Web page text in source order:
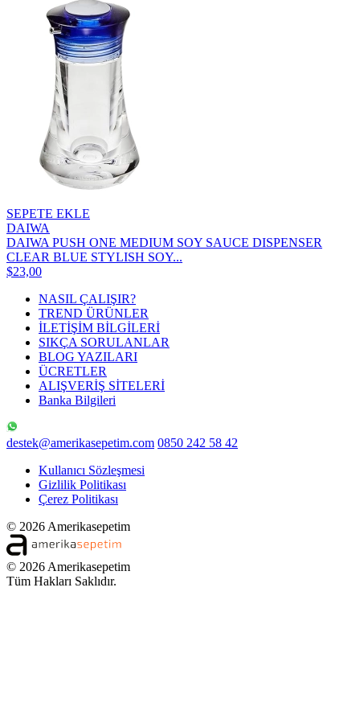
SEPETE EKLE
DAIWA
DAIWA PUSH ONE MEDIUM SOY SAUCE DISPENSER
CLEAR BLUE STYLISH SOY...
$23,00
NASIL ÇALIŞIR?
TREND ÜRÜNLER
İLETİŞİM BİLGİLERİ
SIKÇA SORULANLAR
BLOG YAZILARI
ÜCRETLER
ALIŞVERİŞ SİTELERİ
Banka Bilgileri
destek@amerikasepetim.com 0850 242 58 42
Kullanıcı Sözleşmesi
Gizlilik Politikası
Çerez Politikası
© 2026 Amerikasepetim
© 2026 Amerikasepetim
Tüm Hakları Saklıdır.